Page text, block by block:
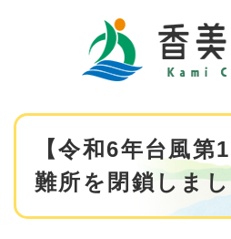
本
【令和6年台風第
難所を閉鎖しま